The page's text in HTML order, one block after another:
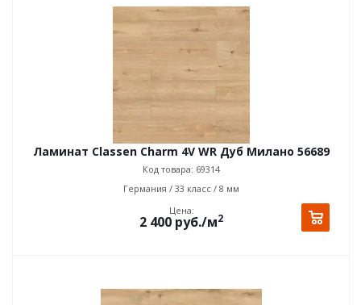
Ламинат Classen Charm 4V WR Дуб Милано 56689
Код товара: 69314
Германия / 33 класс / 8 мм
Цена:
2 400 руб./м2